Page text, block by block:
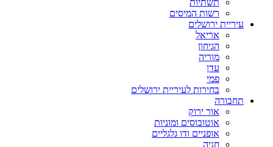
תשתיות
רשות המיסים
עיריית ירושלים
אריאל
הגיחון
מוריה
עדן
פמי
בחירות לעיריית ירושלים
תחבורה
אור ירוק
אוטובוסים ומוניות
אופניים ודו גלגליים
חניה